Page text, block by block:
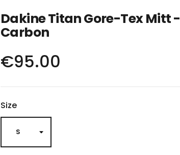
Dakine Titan Gore-Tex Mitt -
Carbon
€95.00
Size